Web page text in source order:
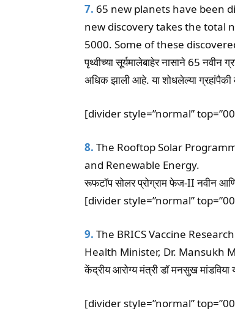
7. 65 new planets have been
new discovery takes the total
5000. Some of these
पृथ्वीच्या सूर्यमालेबाहेर नासाने 65
अधिक झाली आहे. या शोधलेल्या
[divider style=”normal”
8. The Rooftop Solar
and Renewable Energy.
रूफटॉप सोलर प्रोग्राम फेज-II नवीन आणि
[divider style=”normal”
9. The BRICS Vaccine
Health Minister, Dr. Mansukh
केंद्रीय आरोग्य मंत्री डॉ मनसुख
[divider style=”normal”